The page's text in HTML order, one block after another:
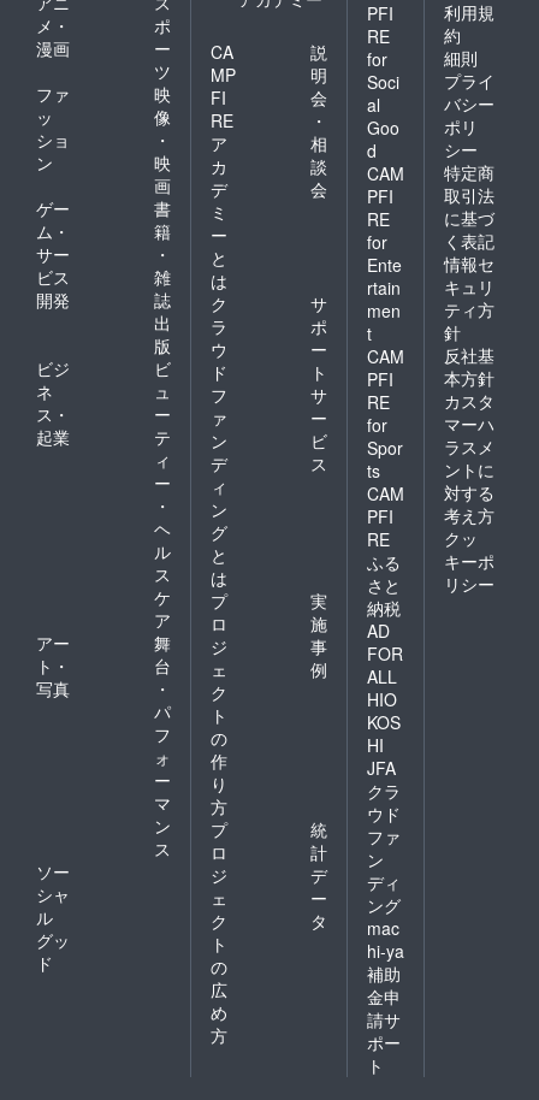
メ・
漫画
ポ
ー
ツ
ファ
ッ
ショ
ン
映
像
・
映
画
ゲー
ム・
サー
ビス
開発
書
籍
・
雑
誌
出
版
ビジ
ネ
ス・
起業
ビ
ュ
ー
テ
ィ
ー
・
ヘ
ル
ス
ケ
ア
アー
ト・
写真
舞
台
・
パ
フ
ォ
ー
マ
ン
ス
ソー
シャ
ル
グッ
ド
CA
MP
FI
RE
ア
カ
デ
ミ
ー
と
は
説
明
会
・
相
談
会
ク
ラ
ウ
ド
フ
ァ
ン
デ
ィ
ン
グ
と
は
サ
ポ
ー
ト
サ
ー
ビ
ス
プ
ロ
ジ
ェ
ク
ト
の
作
り
方
実
施
事
例
プ
ロ
ジ
ェ
ク
ト
の
広
め
方
統
計
デ
ー
タ
PFI
RE
for
Soci
al
Goo
d
CAM
PFI
RE
for
Ente
rtain
men
t
CAM
PFI
RE
for
Spor
ts
CAM
PFI
RE
ふる
さと
納税
AD
FOR
ALL
HIO
KOS
HI
JFA
クラ
ウド
ファ
ン
ディ
ング
mac
hi-ya
補助
金申
請サ
ポー
ト
利用規
約
細則
プライ
バシー
ポリ
シー
特定商
取引法
に基づ
く表記
情報セ
キュリ
ティ方
針
反社基
本方針
カスタ
マーハ
ラスメ
ントに
対する
考え方
クッ
キーポ
リシー